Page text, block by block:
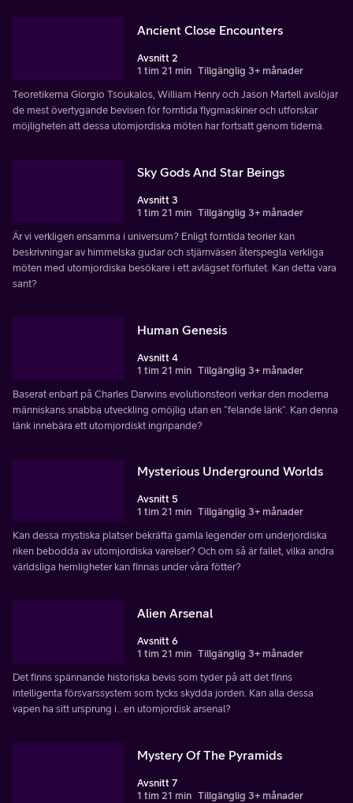
Ancient Close Encounters
Avsnitt 2
1 tim 21 min Tillgänglig 3+ månader
Teoretikerna Giorgio Tsoukalos, William Henry och Jason Martell avslöjar
de mest övertygande bevisen för forntida flygmaskiner och utforskar
möjligheten att dessa utomjordiska möten har fortsatt genom tiderna.
Sky Gods And Star Beings
Avsnitt 3
1 tim 21 min Tillgänglig 3+ månader
Är vi verkligen ensamma i universum? Enligt forntida teorier kan
beskrivningar av himmelska gudar och stjärnväsen återspegla verkliga
möten med utomjordiska besökare i ett avlägset förflutet. Kan detta vara
sant?
Human Genesis
Avsnitt 4
1 tim 21 min Tillgänglig 3+ månader
Baserat enbart på Charles Darwins evolutionsteori verkar den moderna
människans snabba utveckling omöjlig utan en ”felande länk”. Kan denna
länk innebära ett utomjordiskt ingripande?
Mysterious Underground Worlds
Avsnitt 5
1 tim 21 min Tillgänglig 3+ månader
Kan dessa mystiska platser bekräfta gamla legender om underjordiska
riken bebodda av utomjordiska varelser? Och om så är fallet, vilka andra
världsliga hemligheter kan finnas under våra fötter?
Alien Arsenal
Avsnitt 6
1 tim 21 min Tillgänglig 3+ månader
Det finns spännande historiska bevis som tyder på att det finns
intelligenta försvarssystem som tycks skydda jorden. Kan alla dessa
vapen ha sitt ursprung i...en utomjordisk arsenal?
Mystery Of The Pyramids
Avsnitt 7
1 tim 21 min Tillgänglig 3+ månader